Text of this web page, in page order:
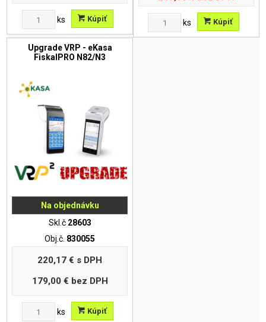
ks Kúpiť ks Kúpiť
Upgrade VRP - eKasa
FiskalPRO N82/N3
Na objednávku
Skl.č 28603
Obj.č. 830055
220,17 € s DPH
179,00 € bez DPH
ks Kúpiť